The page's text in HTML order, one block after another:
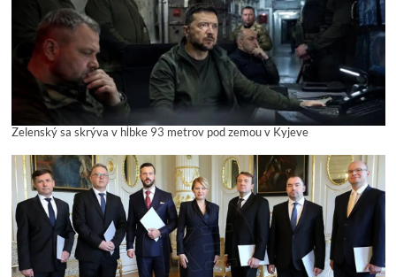
Zelenský sa skrýva v hĺbke 93 metrov pod zemou v Kyjeve